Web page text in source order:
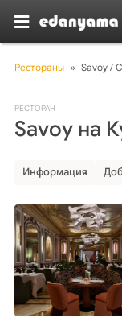
Рестораны » Savoy /
РЕСТОРАН
Savoy на
Информация